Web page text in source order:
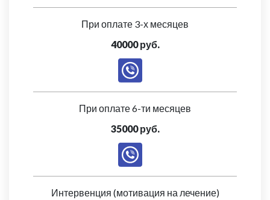
При оплате 3-х месяцев
40000 руб.
При оплате 6-ти месяцев
35000 руб.
Интервенция (мотивация на лечение)